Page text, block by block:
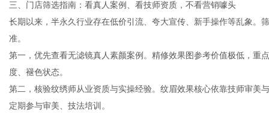
三、门店筛选指南：看真人案例、看技师资质，不看营销噱头
长期以来，半永久行业存在低价引流、夸大宣传、新手操作等乱象。
准。
第一，优先查看无滤镜真人素颜案例。精修效果图参考价值极低，重
度、褪色状态。
第二，核验纹绣师从业资质与实操经验。纹眉效果核心依靠技师审美
定期参与审美、技法培训。